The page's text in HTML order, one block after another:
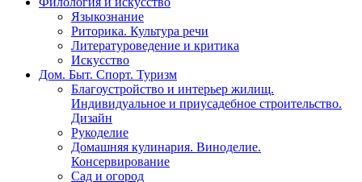
Языкознание
Риторика. Культура речи
Литературоведение и критика
Искусство
Дом. Быт. Спорт. Туризм
Благоустройство и интерьер жилищ.
Индивидуальное и приусадебное строительство.
Дизайн
Рукоделие
Домашняя кулинария. Виноделие.
Консервирование
Сад и огород